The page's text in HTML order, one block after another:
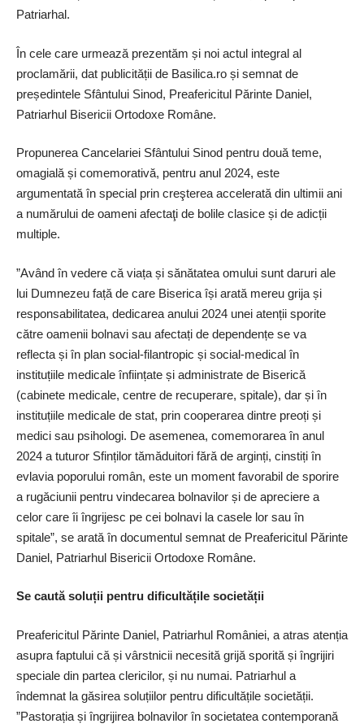
Patriarhal.
În cele care urmează prezentăm și noi actul integral al
proclamării, dat publicității de Basilica.ro și semnat de
președintele Sfântului Sinod, Preafericitul Părinte Daniel,
Patriarhul Bisericii Ortodoxe Române.
Propunerea Cancelariei Sfântului Sinod pentru două teme,
omagială și comemorativă, pentru anul 2024, este
argumentată în special prin creşterea accelerată din ultimii ani
a numărului de oameni afectaţi de bolile clasice și de adicții
multiple.
”Având în vedere că viața și sănătatea omului sunt daruri ale
lui Dumnezeu față de care Biserica își arată mereu grija și
responsabilitatea, dedicarea anului 2024 unei atenții sporite
către oamenii bolnavi sau afectați de dependențe se va
reflecta și în plan social-filantropic și social-medical în
instituțiile medicale înființate și administrate de Biserică
(cabinete medicale, centre de recuperare, spitale), dar și în
instituțiile medicale de stat, prin cooperarea dintre preoți și
medici sau psihologi. De asemenea, comemorarea în anul
2024 a tuturor Sfinților tămăduitori fără de arginți, cinstiți în
evlavia poporului român, este un moment favorabil de sporire
a rugăciunii pentru vindecarea bolnavilor și de apreciere a
celor care îi îngrijesc pe cei bolnavi la casele lor sau în
spitale”, se arată în documentul semnat de Preafericitul Părinte
Daniel, Patriarhul Bisericii Ortodoxe Române.
Se caută soluții pentru dificultățile societății
Preafericitul Părinte Daniel, Patriarhul României, a atras atenția
asupra faptului că și vârstnicii necesită grijă sporită și îngrijiri
speciale din partea clericilor, și nu numai. Patriarhul a
îndemnat la găsirea soluțiilor pentru dificultățile societății.
”Pastorația și îngrijirea bolnavilor în societatea contemporană